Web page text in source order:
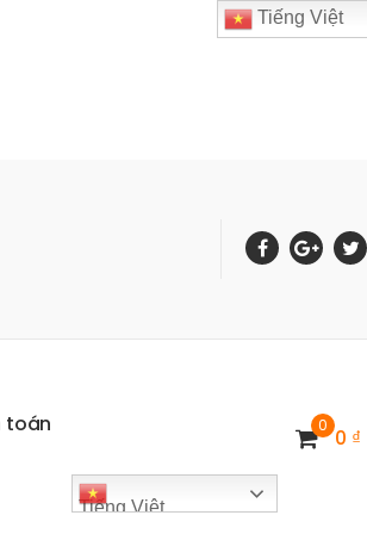
toán
Tiếng Việt
0 0 ₫
Tiếng Việt